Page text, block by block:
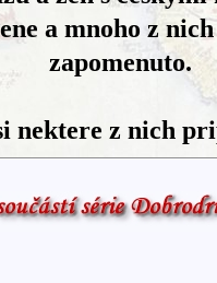
a mnoho z
zapomenuto.
nektere z nich